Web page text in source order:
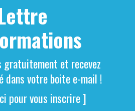
gratuitement et recevez
votre boite e-mail !
pour vous inscrire ]